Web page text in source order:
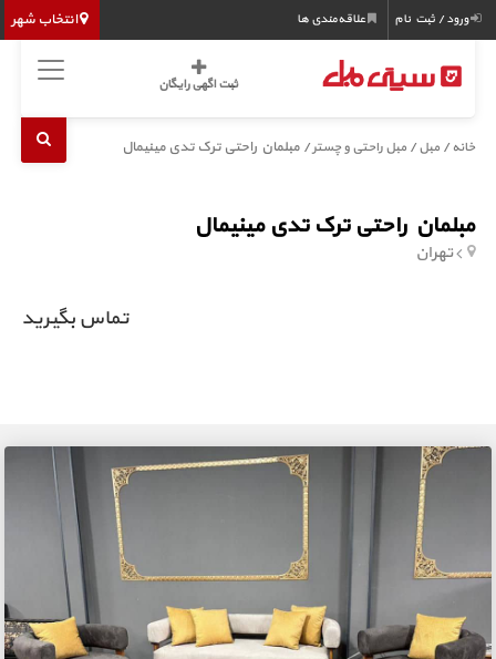
انتخاب شهر ورود / ثبت نام علاقه‌مندی ها
ثبت اگهی رایگان
خانه /مبل/مبل راحتی و چستر/ مبلمان راحتی ترک تدی مینیمال
مبلمان راحتی ترک تدی مینیمال
تهران
تماس بگیرید